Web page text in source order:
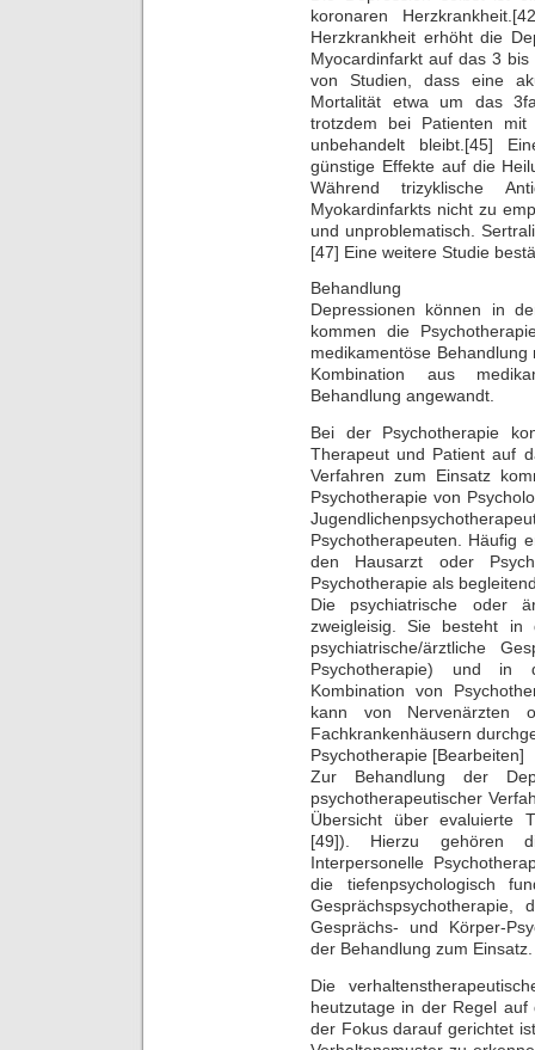
koronaren
Herzkrankheit erhöht die
Myocardinfarkt auf das 3
von Studien, dass eine
Mortalität etwa um das
trotzdem bei Patienten mit
unbehandelt bleibt.[45]
günstige Effekte auf die
Während trizyklische
Myokardinfarkts nicht zu
und unproblematisch.
[47] Eine weitere Studie
Behandlung
Depressionen können in
kommen die
medikamentöse
Kombination aus
Behandlung angewandt.
Bei der Psychotherapie
Therapeut und Patient auf
Verfahren zum Einsatz
Psychotherapie von
Psychotherapeuten. Häufig
den Hausarzt oder
Psychotherapie als
Die psychiatrische oder
zweigleisig. Sie besteht
psychiatrische/ärztliche
Psychotherapie) und in
Kombination von
kann von Nervenärzten
Fachkrankenhäusern
Psychotherapie [Bearbeiten]
Zur Behandlung der
psychotherapeutischer
Übersicht über evaluierte
[49]). Hierzu gehören
Interpersonelle
die tiefenpsychologisch
Gesprächspsychotherapie,
Gesprächs- und Körper-
der Behandlung zum Einsatz.
Die
heutzutage in der Regel auf
der Fokus darauf gerichtet